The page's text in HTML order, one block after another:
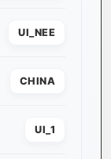
UI_NEE
CHINA
UI_1